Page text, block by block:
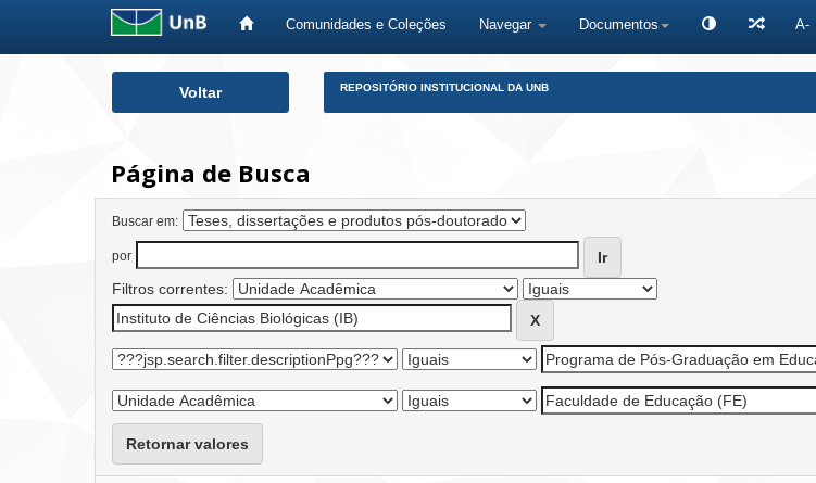
Comunidades e Coleções Navegar Documentos A-
Voltar REPOSITÓRIO INSTITUCIONAL DA UNB
Página de Busca
Buscar em:
por
Filtros correntes:
Retornar valores